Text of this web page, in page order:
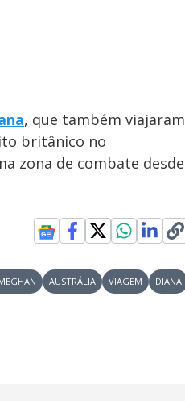
, que também viajaram
britânico no
zona de combate desde
AUSTRÁLIA VIAGEM DIANA